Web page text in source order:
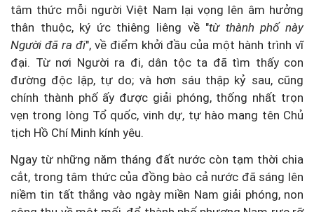
tâm thức mỗi người Việt Nam lại vọng lên âm hưởng
thân thuộc, ký ức thiêng liêng về "từ thành phố này
Người đã ra đi", về điểm khởi đầu của một hành trình vĩ
đại. Từ nơi Người ra đi, dân tộc ta đã tìm thấy con
đường độc lập, tự do; và hơn sáu thập kỷ sau, cũng
chính thành phố ấy được giải phóng, thống nhất trọn
vẹn trong lòng Tổ quốc, vinh dự, tự hào mang tên Chủ
tịch Hồ Chí Minh kính yêu.
Ngay từ những năm tháng đất nước còn tạm thời chia
cắt, trong tâm thức của đồng bào cả nước đã sáng lên
niềm tin tất thắng vào ngày miền Nam giải phóng, non